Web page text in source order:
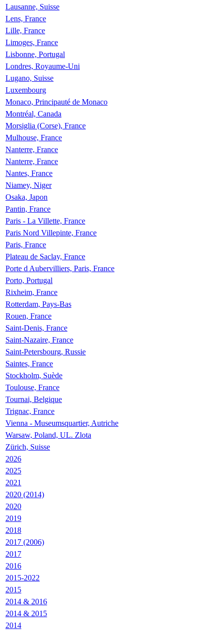
Lausanne, Suisse
Lens, France
Lille, France
Limoges, France
Lisbonne, Portugal
Londres, Royaume-Uni
Lugano, Suisse
Luxembourg
Monaco, Principauté de Monaco
Montréal, Canada
Morsiglia (Corse), France
Mulhouse, France
Nanterre, France
Nanterre, France
Nantes, France
Niamey, Niger
Osaka, Japon
Pantin, France
Paris - La Villette, France
Paris Nord Villepinte, France
Paris, France
Plateau de Saclay, France
Porte d Aubervilliers, Paris, France
Porto, Portugal
Rixheim, France
Rotterdam, Pays-Bas
Rouen, France
Saint-Denis, France
Saint-Nazaire, France
Saint-Petersbourg, Russie
Saintes, France
Stockholm, Suède
Toulouse, France
Tournai, Belgique
Trignac, France
Vienna - Museumsquartier, Autriche
Warsaw, Poland, UL. Zlota
Zürich, Suisse
2026
2025
2021
2020 (2014)
2020
2019
2018
2017 (2006)
2017
2016
2015-2022
2015
2014 & 2016
2014 & 2015
2014